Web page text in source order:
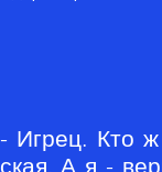
Кто
А я -